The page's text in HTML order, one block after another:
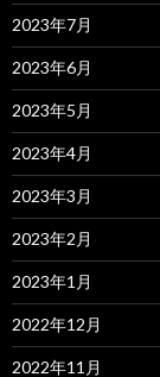
2023年7月
2023年6月
2023年5月
2023年4月
2023年3月
2023年2月
2023年1月
2022年12月
2022年11月